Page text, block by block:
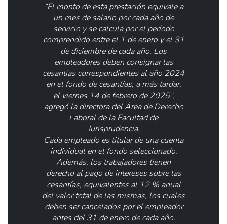
“El monto de esta prestación equivale a
un mes de salario por cada año de
servicio y se calcula por el período
comprendido entre el 1 de enero y el 31
de diciembre de cada año. Los
empleadores deben consignar las
cesantías correspondientes al año 2024
en el fondo de cesantías, a más tardar,
el viernes 14 de febrero de 2025”,
agregó la directora del Área de Derecho
Laboral de la Facultad de
Jurisprudencia.
Cada empleado es titular de una cuenta
individual en el fondo seleccionado.
Además, los trabajadores tienen
derecho al pago de intereses sobre las
cesantías, equivalentes al 12 % anual
del valor total de las mismas, los cuales
deben ser cancelados por el empleador
antes del 31 de enero de cada año.